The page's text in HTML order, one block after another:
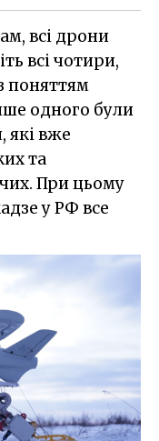
всі дрони
всі чотири,
поняттям
одного були
які вже
та
При цьому
у РФ все